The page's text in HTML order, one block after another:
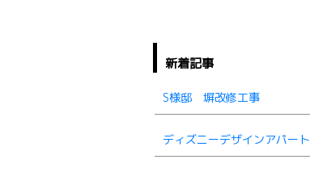
新着記事
S様邸 塀改修工事
ディズニーデザインアパート